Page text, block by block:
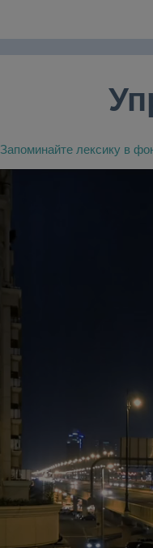
Запоминайте лексику в